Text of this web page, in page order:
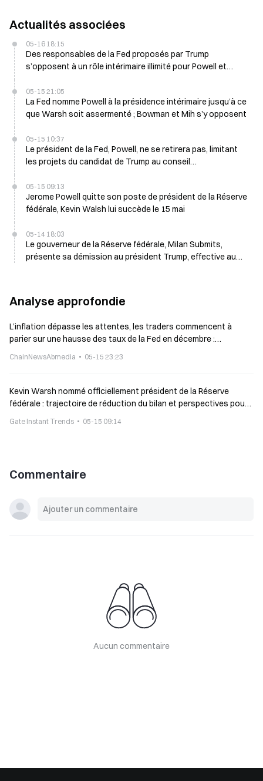
Actualités associées
05-16 18:15
Des responsables de la Fed proposés par Trump
s’opposent à un rôle intérimaire illimité pour Powell et
05-15 21:05
La Fed nomme Powell à la présidence intérimaire jusqu’à ce
que Warsh soit assermenté ; Bowman et Mih s’y opposent
05-15 10:37
Le président de la Fed, Powell, ne se retirera pas, limitant
les projets du candidat de Trump au conseil
05-15 09:13
Jerome Powell quitte son poste de président de la Réserve
fédérale, Kevin Walsh lui succède le 15 mai
05-14 18:03
Le gouverneur de la Réserve fédérale, Milan Submits,
présente sa démission au président Trump, effective au
Analyse approfondie
L’inflation dépasse les attentes, les traders commencent à
parier sur une hausse des taux de la Fed en décembre :
ChainNewsAbmedia 05-15 23:23
Kevin Warsh nommé officiellement président de la Réserve
fédérale : trajectoire de réduction du bilan et perspectives pour
Gate Instant Trends 05-15 09:14
Commentaire
Aucun commentaire